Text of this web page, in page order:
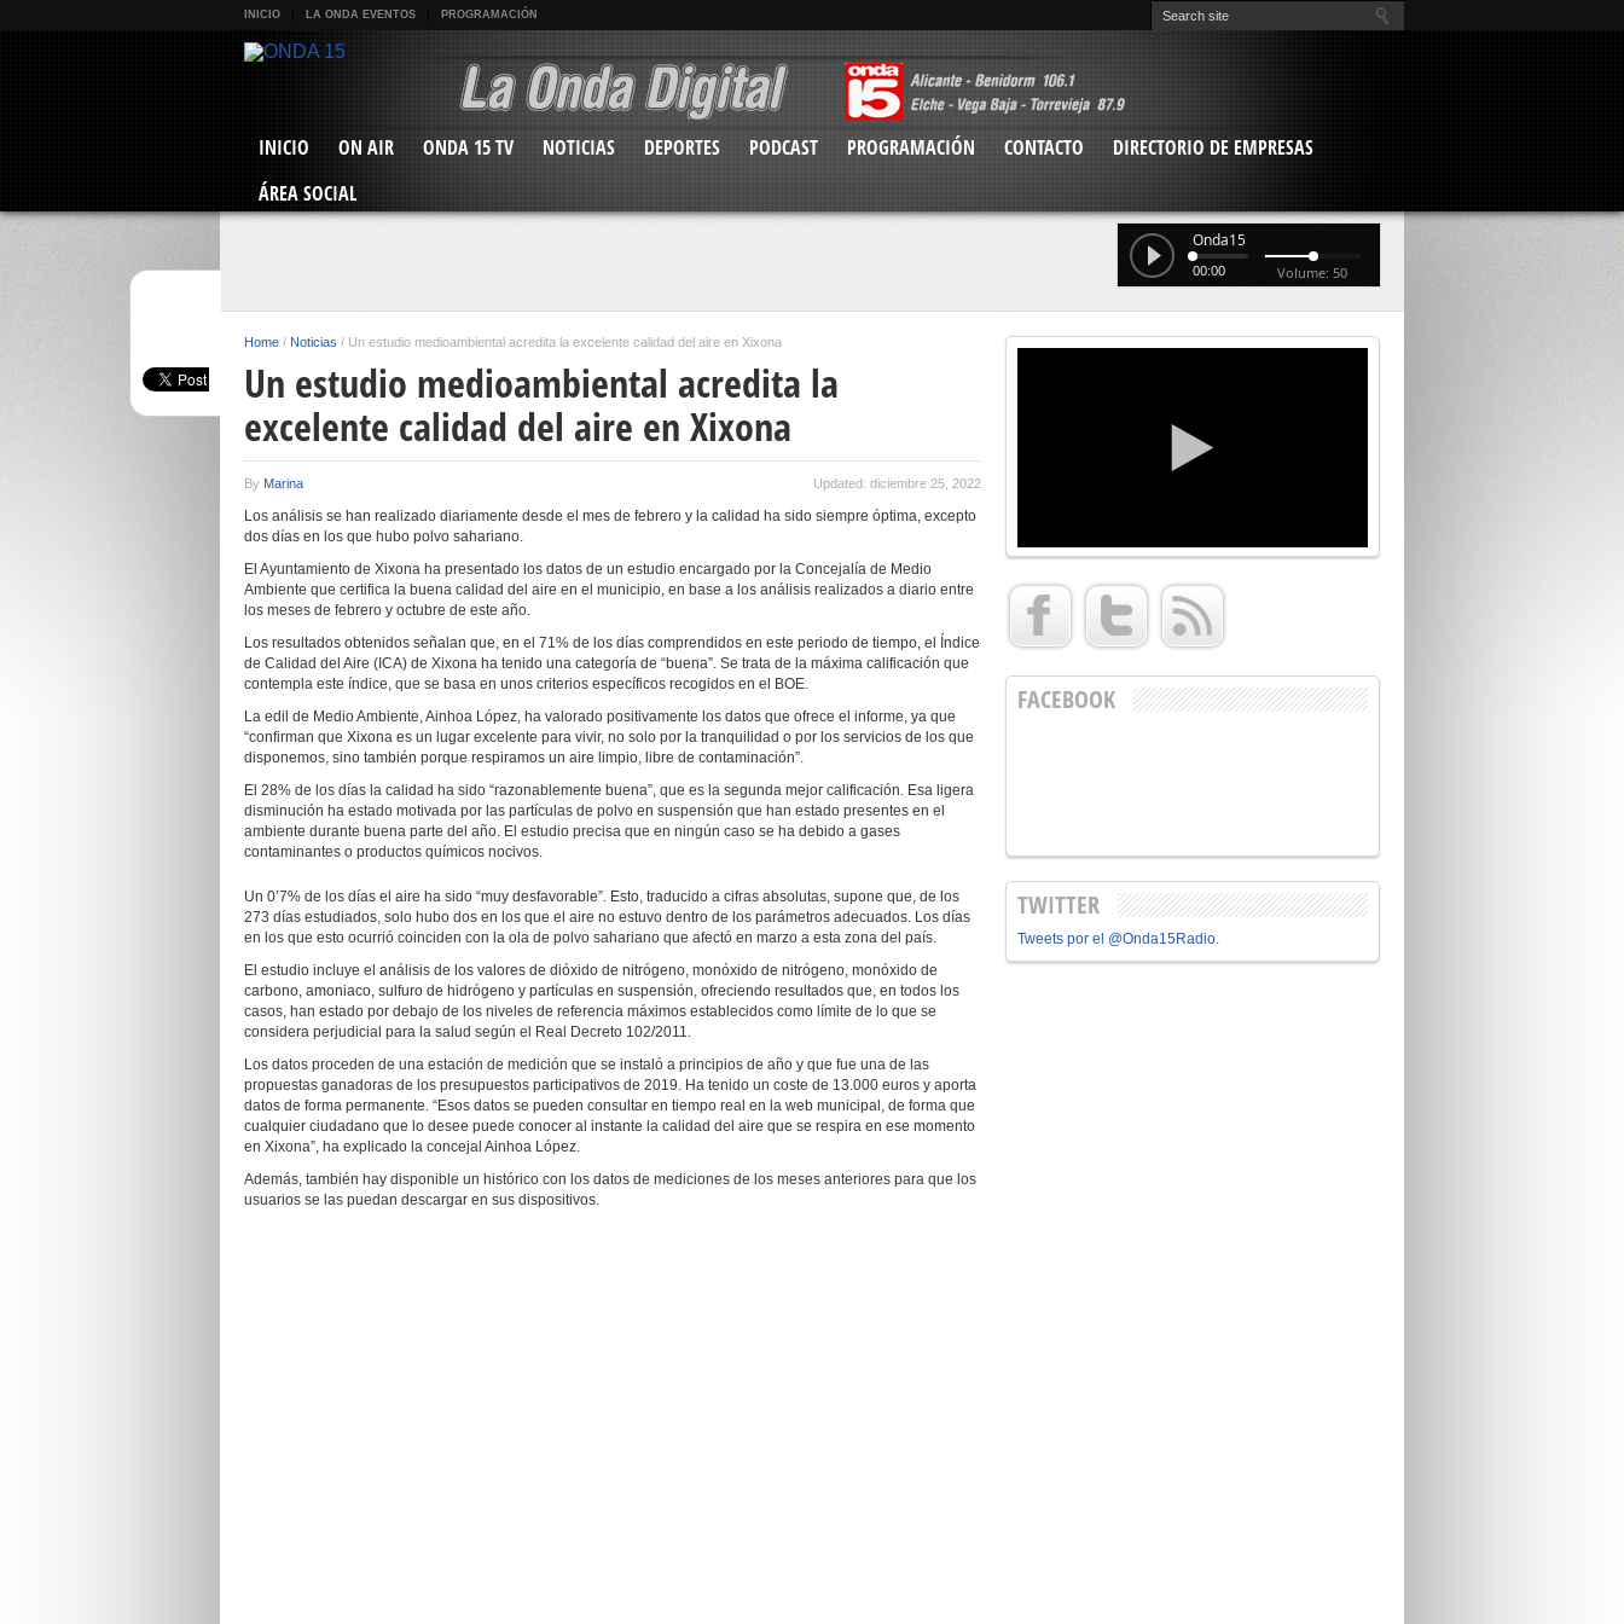
INICIO LA ONDA EVENTOS PROGRAMACIÓN
INICIO ON AIR ONDA 15 TV NOTICIAS DEPORTES PODCAST PROGRAMACIÓN CONTACTO
DIRECTORIO DE EMPRESAS
ÁREA SOCIAL
Onda15
00:00 Volume: 50
Home / Noticias / Un estudio medioambiental acredita la excelente calidad del aire en Xixona
Un estudio medioambiental acredita la
excelente calidad del aire en Xixona
By Marina Updated: diciembre 25, 2022
Los análisis se han realizado diariamente desde el mes de febrero y la calidad ha sido siempre óptima, excepto
dos días en los que hubo polvo sahariano.
El Ayuntamiento de Xixona ha presentado los datos de un estudio encargado por la Concejalía de Medio
Ambiente que certifica la buena calidad del aire en el municipio, en base a los análisis realizados a diario entre
los meses de febrero y octubre de este año.
Los resultados obtenidos señalan que, en el 71% de los días comprendidos en este periodo de tiempo, el Índice
de Calidad del Aire (ICA) de Xixona ha tenido una categoría de “buena”. Se trata de la máxima calificación que
contempla este índice, que se basa en unos criterios específicos recogidos en el BOE.
La edil de Medio Ambiente, Ainhoa López, ha valorado positivamente los datos que ofrece el informe, ya que
“confirman que Xixona es un lugar excelente para vivir, no solo por la tranquilidad o por los servicios de los que
disponemos, sino también porque respiramos un aire limpio, libre de contaminación”.
El 28% de los días la calidad ha sido “razonablemente buena”, que es la segunda mejor calificación. Esa ligera
disminución ha estado motivada por las partículas de polvo en suspensión que han estado presentes en el
ambiente durante buena parte del año. El estudio precisa que en ningún caso se ha debido a gases
contaminantes o productos químicos nocivos.
Un 0’7% de los días el aire ha sido “muy desfavorable”. Esto, traducido a cifras absolutas, supone que, de los
273 días estudiados, solo hubo dos en los que el aire no estuvo dentro de los parámetros adecuados. Los días
en los que esto ocurrió coinciden con la ola de polvo sahariano que afectó en marzo a esta zona del país.
El estudio incluye el análisis de los valores de dióxido de nitrógeno, monóxido de nitrógeno, monóxido de
carbono, amoniaco, sulfuro de hidrógeno y partículas en suspensión, ofreciendo resultados que, en todos los
casos, han estado por debajo de los niveles de referencia máximos establecidos como límite de lo que se
considera perjudicial para la salud según el Real Decreto 102/2011.
Los datos proceden de una estación de medición que se instaló a principios de año y que fue una de las
propuestas ganadoras de los presupuestos participativos de 2019. Ha tenido un coste de 13.000 euros y aporta
datos de forma permanente. “Esos datos se pueden consultar en tiempo real en la web municipal, de forma que
cualquier ciudadano que lo desee puede conocer al instante la calidad del aire que se respira en ese momento
en Xixona”, ha explicado la concejal Ainhoa López.
Además, también hay disponible un histórico con los datos de mediciones de los meses anteriores para que los
usuarios se las puedan descargar en sus dispositivos.
FACEBOOK
TWITTER
Tweets por el @Onda15Radio.